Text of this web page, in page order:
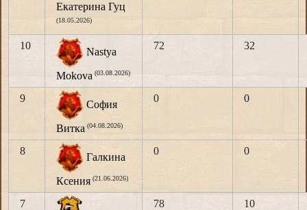
Екатерина Гуц
(18.05.2026)
10
Nastya
Mokova (03.08.2026)
72 32
9
София
Витка (04.08.2026)
0 0
8
Галкина
Ксения (21.06.2026)
0 0
7 78 10